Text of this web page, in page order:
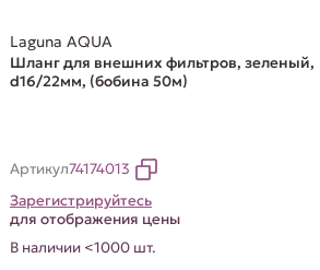
Laguna AQUA
Шланг для внешних фильтров, зеленый,
d16/22мм, (бобина 50м)
Артикул74174013
Зарегистрируйтесь
для отображения цены
В наличии <1000 шт.